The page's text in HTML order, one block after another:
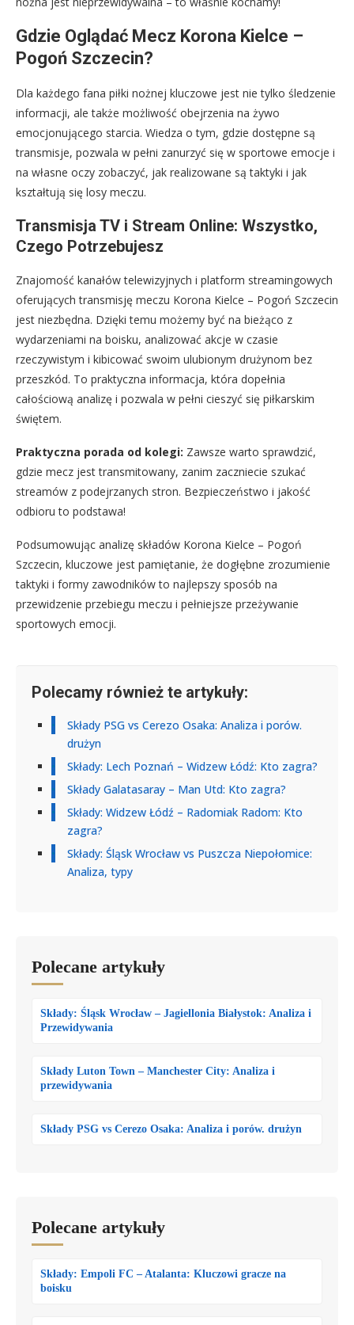
Gdzie Oglądać Mecz Korona Kielce –
Pogoń Szczecin?
Dla każdego fana piłki nożnej kluczowe jest nie tylko śledzenie
informacji, ale także możliwość obejrzenia na żywo
emocjonującego starcia. Wiedza o tym, gdzie dostępne są
transmisje, pozwala w pełni zanurzyć się w sportowe emocje i
na własne oczy zobaczyć, jak realizowane są taktyki i jak
kształtują się losy meczu.
Transmisja TV i Stream Online: Wszystko,
Czego Potrzebujesz
Znajomość kanałów telewizyjnych i platform streamingowych
oferujących transmisję meczu Korona Kielce – Pogoń Szczecin
jest niezbędna. Dzięki temu możemy być na bieżąco z
wydarzeniami na boisku, analizować akcje w czasie
rzeczywistym i kibicować swoim ulubionym drużynom bez
przeszkód. To praktyczna informacja, która dopełnia
całościową analizę i pozwala w pełni cieszyć się piłkarskim
świętem.
Praktyczna porada od kolegi: Zawsze warto sprawdzić,
gdzie mecz jest transmitowany, zanim zaczniecie szukać
streamów z podejrzanych stron. Bezpieczeństwo i jakość
odbioru to podstawa!
Podsumowując analizę składów Korona Kielce – Pogoń
Szczecin, kluczowe jest pamiętanie, że dogłębne zrozumienie
taktyki i formy zawodników to najlepszy sposób na
przewidzenie przebiegu meczu i pełniejsze przeżywanie
sportowych emocji.
Polecamy również te artykuły:
Składy PSG vs Cerezo Osaka: Analiza i porów.
drużyn
Składy: Lech Poznań – Widzew Łódź: Kto zagra?
Składy Galatasaray – Man Utd: Kto zagra?
Składy: Widzew Łódź – Radomiak Radom: Kto
zagra?
Składy: Śląsk Wrocław vs Puszcza Niepołomice:
Analiza, typy
Polecane artykuły
Składy: Śląsk Wrocław – Jagiellonia Białystok: Analiza i
Przewidywania
Składy Luton Town – Manchester City: Analiza i
przewidywania
Składy PSG vs Cerezo Osaka: Analiza i porów. drużyn
Polecane artykuły
Składy: Empoli FC – Atalanta: Kluczowi gracze na
boisku